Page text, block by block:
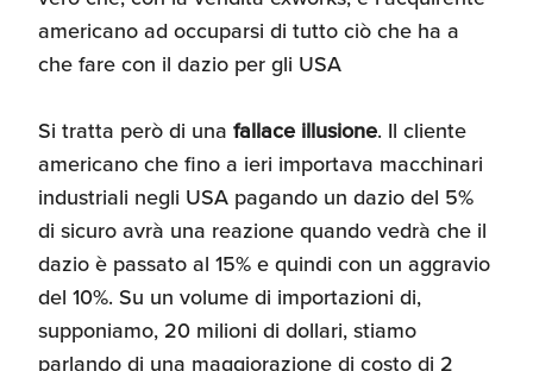
Umane
americano ad occuparsi di tutto ciò che ha a
che fare con il dazio per gli USA
Si tratta però di una fallace illusione. Il cliente
americano che fino a ieri importava macchinari
industriali negli USA pagando un dazio del 5%
di sicuro avrà una reazione quando vedrà che il
dazio è passato al 15% e quindi con un aggravio
del 10%. Su un volume di importazioni di,
supponiamo, 20 milioni di dollari, stiamo
parlando di una maggiorazione di costo di 2